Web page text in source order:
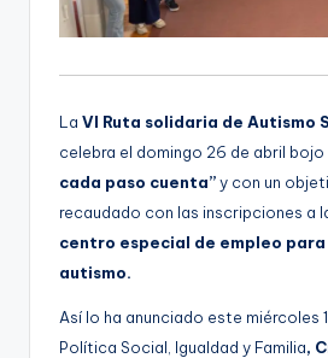
La VI Ruta solidaria de Autismo
celebra el domingo 26 de abril bojo
cada paso cuenta”y con un
recaudado con las inscripciones a
centro especial de empleo para
autismo.
Así lo ha anunciado este miércoles
Política Social, Igualdad y Familia,